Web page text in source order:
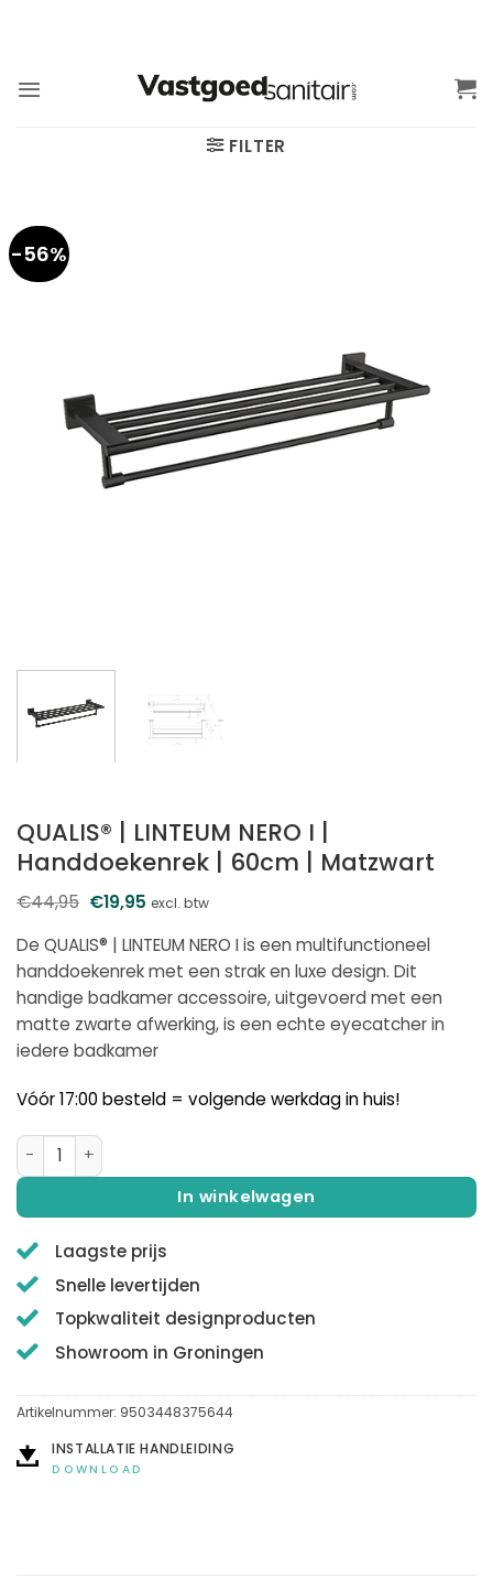
FILTER
-56%
QUALIS® | LINTEUM NERO I |
Handdoekenrek | 60cm | Matzwart
€44,95 Oorspronkelijke
was:
€44,95.
€19,95 Huidige
is:
€19,95.
excl. btw
De QUALIS® | LINTEUM NERO I is een multifunctioneel
handdoekenrek met een strak en luxe design. Dit
handige badkamer accessoire, uitgevoerd met een
matte zwarte afwerking, is een echte eyecatcher in
iedere badkamer
Vóór 17:00 besteld = volgende werkdag in huis!
QUALIS® | LINTEUM NERO I | Handdoekenrek | 60cm |
In winkelwagen
Laagste prijs
Snelle levertijden
Topkwaliteit designproducten
Showroom in Groningen
Artikelnummer: 9503448375644
INSTALLATIE HANDLEIDING
DOWNLOAD